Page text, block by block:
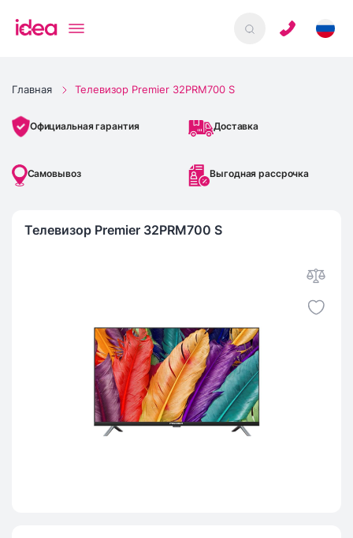
Главная Телевизор Premier 32PRM700 S
Официальная гарантия Доставка
Самовывоз Выгодная рассрочка
Телевизор Premier 32PRM700 S